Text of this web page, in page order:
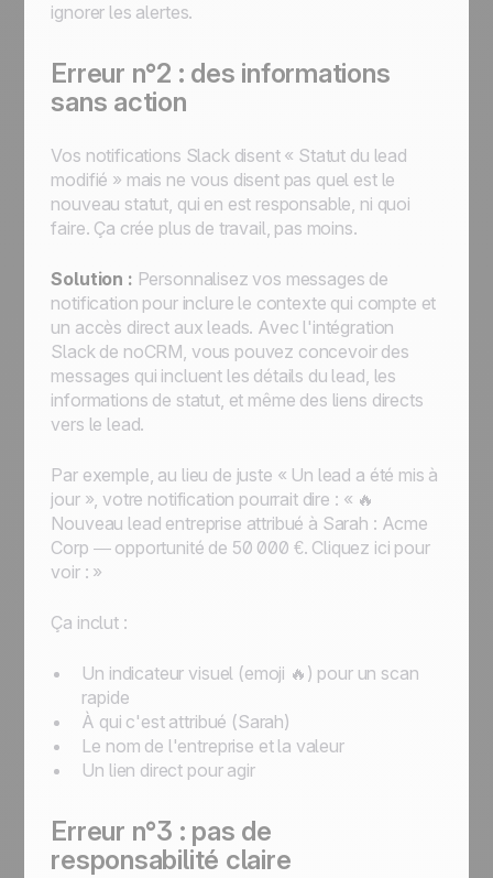
ignorer les alertes.
Erreur n°2 : des informations
sans action
Vos notifications Slack disent « Statut du lead
modifié » mais ne vous disent pas quel est le
nouveau statut, qui en est responsable, ni quoi
faire. Ça crée plus de travail, pas moins.
Solution : Personnalisez vos messages de
notification pour inclure le contexte qui compte et
un accès direct aux leads. Avec l'intégration
Slack de noCRM, vous pouvez concevoir des
messages qui incluent les détails du lead, les
informations de statut, et même des liens directs
vers le lead.
Par exemple, au lieu de juste « Un lead a été mis à
jour », votre notification pourrait dire : « 🔥
Nouveau lead entreprise attribué à Sarah : Acme
Corp — opportunité de 50 000 €. Cliquez ici pour
voir : »
Ça inclut :
Un indicateur visuel (emoji 🔥) pour un scan
rapide
À qui c'est attribué (Sarah)
Le nom de l'entreprise et la valeur
Un lien direct pour agir
Erreur n°3 : pas de
responsabilité claire